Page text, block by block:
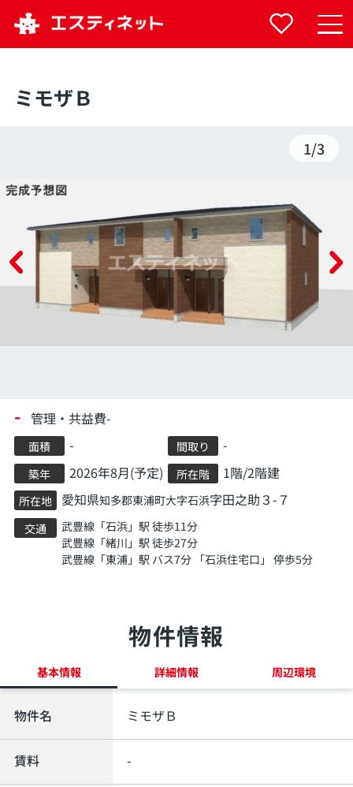
ミモザＢ
1/3
- 管理・共益費-
面積 - 間取り -
築年 2026年8月(予定) 所在階 1階/2階建
所在地 愛知県知多郡東浦町大字石浜字田之助３-７
交通 武豊線 「石浜」駅 徒歩11分
武豊線 「緒川 」駅 徒歩27分
武豊線 「東浦」駅 バス7分 「石浜住宅口」 停歩5分
物件情報
基本情報 詳細情報 周辺環境
物件名 ミモザＢ
賃料 -